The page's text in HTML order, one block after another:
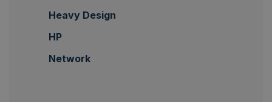
Heavy Design
HP
Network